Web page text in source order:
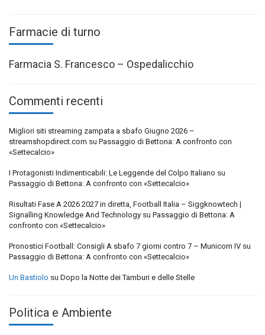
Farmacie di turno
Farmacia S. Francesco – Ospedalicchio
Commenti recenti
Migliori siti streaming zampata a sbafo Giugno 2026 –
streamshopdirect.com su Passaggio di Bettona: A confronto con
«Settecalcio»
I Protagonisti Indimenticabili: Le Leggende del Colpo Italiano su
Passaggio di Bettona: A confronto con «Settecalcio»
Risultati Fase A 2026 2027 in diretta, Football Italia – Siggknowtech |
Signalling Knowledge And Technology su Passaggio di Bettona: A
confronto con «Settecalcio»
Pronostici Football: Consigli A sbafo 7 giorni contro 7 – Municorn IV su
Passaggio di Bettona: A confronto con «Settecalcio»
Un Bastiolo su Dopo la Notte dei Tamburi e delle Stelle
Politica e Ambiente